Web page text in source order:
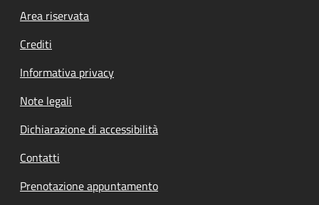
Footer menu
Area riservata
Crediti
Informativa privacy
Note legali
Dichiarazione di accessibilità
Contatti
Prenotazione appuntamento